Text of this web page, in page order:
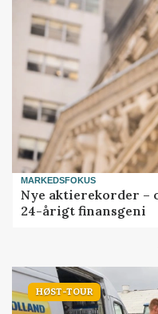
MARKEDSFOKUS
Nye aktierekorder –
24-årigt finansgeni
HØST-TOUR